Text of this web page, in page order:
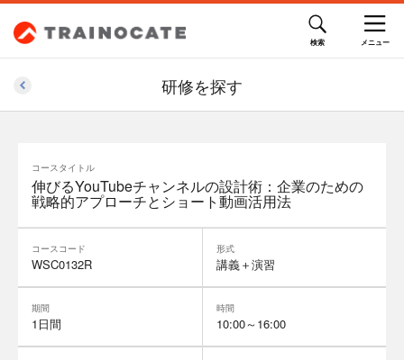
研修を探す
コースタイトル
伸びるYouTubeチャンネルの設計術：企業のための
戦略的アプローチとショート動画活用法
コースコード
WSC0132R
形式
講義＋演習
期間
1日間
時間
10:00～16:00